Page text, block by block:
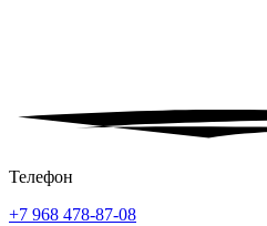
Телефон
+7 968 478-87-08